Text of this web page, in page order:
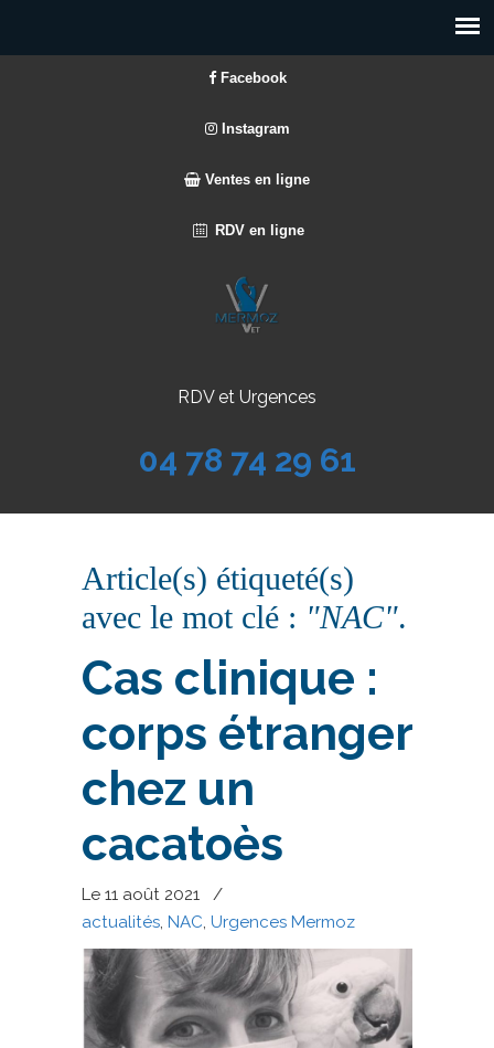
Facebook
Instagram
Ventes en ligne
RDV en ligne
RDV et Urgences
04 78 74 29 61
Article(s) étiqueté(s)
avec le mot clé : "NAC".
Cas clinique :
corps étranger
chez un
cacatoès
Le 11 août 2021
/
actualités, NAC, Urgences Mermoz